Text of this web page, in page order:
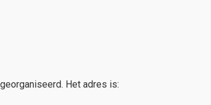
Het adres is: